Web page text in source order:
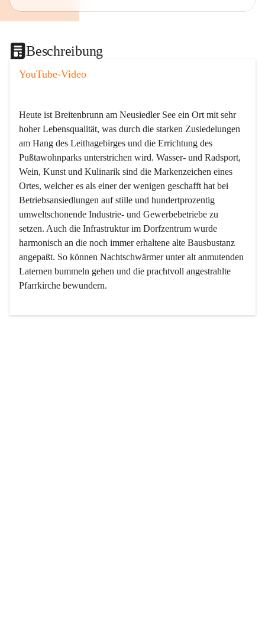
Beschreibung
YouTube-Video
Heute ist Breitenbrunn am Neusiedler See ein Ort mit sehr
hoher Lebensqualität, was durch die starken Zusiedelungen
am Hang des Leithagebirges und die Errichtung des
Pußtawohnparks unterstrichen wird. Wasser- und Radsport,
Wein, Kunst und Kulinarik sind die Markenzeichen eines
Ortes, welcher es als einer der wenigen geschafft hat bei
Betriebsansiedlungen auf stille und hundertprozentig
umweltschonende Industrie- und Gewerbebetriebe zu
setzen. Auch die Infrastruktur im Dorfzentrum wurde
harmonisch an die noch immer erhaltene alte Bausbustanz
angepaßt. So können Nachtschwärmer unter alt anmutenden
Laternen bummeln gehen und die prachtvoll angestrahlte
Pfarrkirche bewundern.
Der Weinbau dominert heute nicht mehr, ist aber integrativer